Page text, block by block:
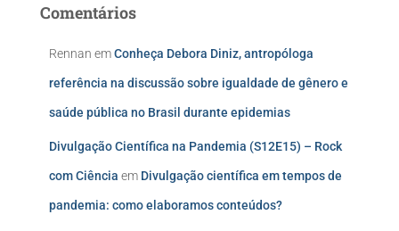
Comentários
Rennan emConheça Debora Diniz, antropóloga
referência na discussão sobre igualdade de gênero e
saúde pública no Brasil durante epidemias
Divulgação Científica na Pandemia (S12E15) – Rock
com Ciência em Divulgação científica em tempos de
pandemia: como elaboramos conteúdos?